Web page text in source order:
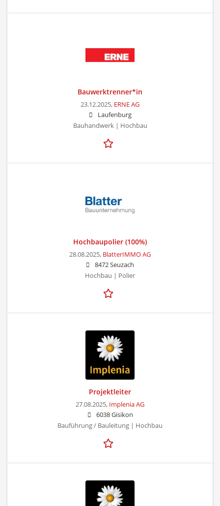
Bauwerktrenner*in
23.12.2025, ERNE AG
Laufenburg
Bauhandwerk | Hochbau
Hochbaupolier (100%)
28.08.2025, BlatterIMMO AG
8472 Seuzach
Hochbau | Polier
Projektleiter
27.08.2025, Implenia AG
6038 Gisikon
Bauführung / Bauleitung | Hochbau